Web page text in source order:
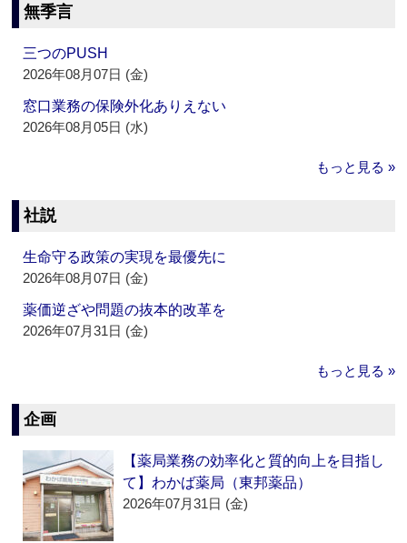
無季言
三つのPUSH
2026年08月07日 (金)
窓口業務の保険外化ありえない
2026年08月05日 (水)
もっと見る »
社説
生命守る政策の実現を最優先に
2026年08月07日 (金)
薬価逆ざや問題の抜本的改革を
2026年07月31日 (金)
もっと見る »
企画
【薬局業務の効率化と質的向上を目指し
て】わかば薬局（東邦薬品）
2026年07月31日 (金)